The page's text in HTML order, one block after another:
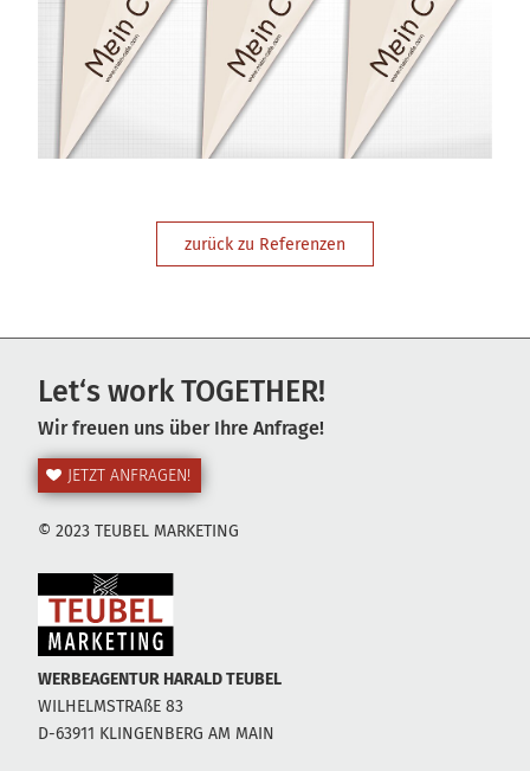
zurück zu Referenzen
Let‘s work TOGETHER!
Wir freuen uns über Ihre Anfrage!
JETZT ANFRAGEN!
© 2023 TEUBEL MARKETING
WERBEAGENTUR HARALD TEUBEL
WILHELMSTRAßE 83
D-63911 KLINGENBERG AM MAIN